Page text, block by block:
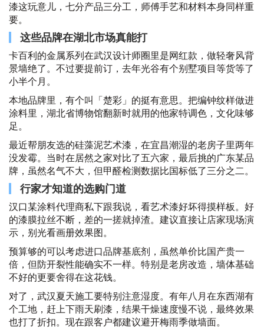
漆这玩意儿，七分产品三分工，师傅手艺和材料本身同样重
要。
这些品牌在湖北市场真能打
卡百利的金属系列在武汉设计师圈里是网红款，做轻奢风背
景墙绝了。不过要提前订，去年光谷有个别墅项目等货等了
小半个月。
本地品牌里，有个叫「楚彩」的挺有意思。把编钟纹样做进
涂料里，湖北省博物馆翻新时就用的他家特调色，文化味够
足。
最近帮朋友选的硅藻泥艺术漆，在宜昌潮湿的老房子里两年
没发霉。当时在居然之家对比了五六家，最后挑的广东某品
牌，虽然名气不大，但甲醛检测数据比国标低了三分之二。
行家才知道的选购门道
汉口某涂料代理商私下跟我说，看艺术漆好坏得摸样板。好
的漆膜拉丝不断，差的一搓就掉渣。建议直接让店家现场演
示，别光看画册效果图。
预算够的可以考虑进口品牌基底剂，虽然单价比国产贵一
倍，但防开裂性能确实不一样。特别是老房改造，墙体基础
不好的更要舍得在这花钱。
对了，武汉夏天施工要特别注意湿度。有年八月在东西湖有
个工地，赶上下雨天刷漆，结果干燥速度慢不说，最终效果
也打了折扣。现在跟客户都建议避开梅雨季做墙面。